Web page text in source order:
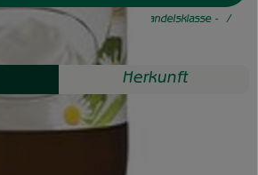
/ l 7% MwSt
Handelsklasse -
Herkunft